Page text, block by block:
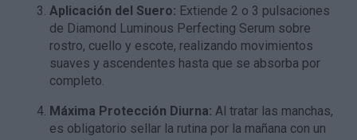
Aplicación del Suero: Extiende 2 o 3 pulsaciones
de Diamond Luminous Perfecting Serum sobre
rostro, cuello y escote, realizando movimientos
suaves y ascendentes hasta que se absorba por
completo.
Máxima Protección Diurna: Al tratar las manchas,
es obligatorio sellar la rutina por la mañana con un